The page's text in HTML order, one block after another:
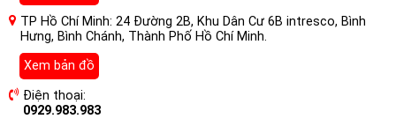
TP Hồ Chí Minh: 24 Đường 2B, Khu Dân Cư 6B intresco, Bình
Hưng, Bình Chánh, Thành Phố Hồ Chí Minh.
Xem bản đồ
Điện thoại:
0929.983.983